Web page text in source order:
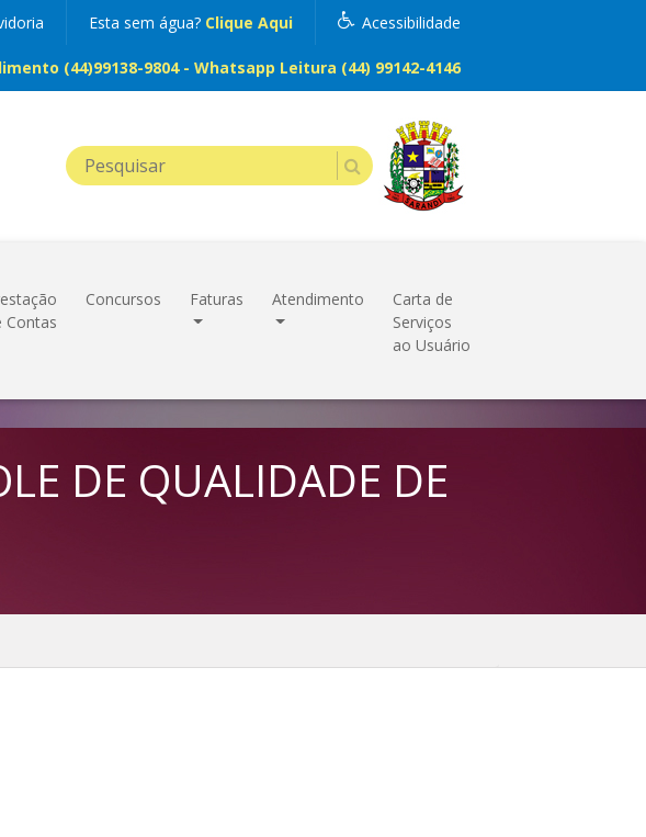
Acessibilidade
Esta sem água? Clique Aqui
(44)99138-9804 - Whatsapp Leitura (44) 99142-4146
Contas
Concursos Faturas Atendimento
Carta de
Serviços
ao Usuário
DE QUALIDADE DE